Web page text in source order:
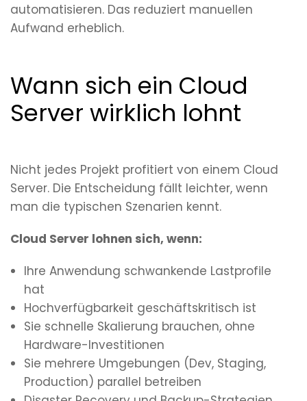
automatisieren. Das reduziert manuellen
Aufwand erheblich.
Wann sich ein Cloud
Server wirklich lohnt
Nicht jedes Projekt profitiert von einem Cloud
Server. Die Entscheidung fällt leichter, wenn
man die typischen Szenarien kennt.
Cloud Server lohnen sich, wenn:
Ihre Anwendung schwankende Lastprofile
hat
Hochverfügbarkeit geschäftskritisch ist
Sie schnelle Skalierung brauchen, ohne
Hardware-Investitionen
Sie mehrere Umgebungen (Dev, Staging,
Production) parallel betreiben